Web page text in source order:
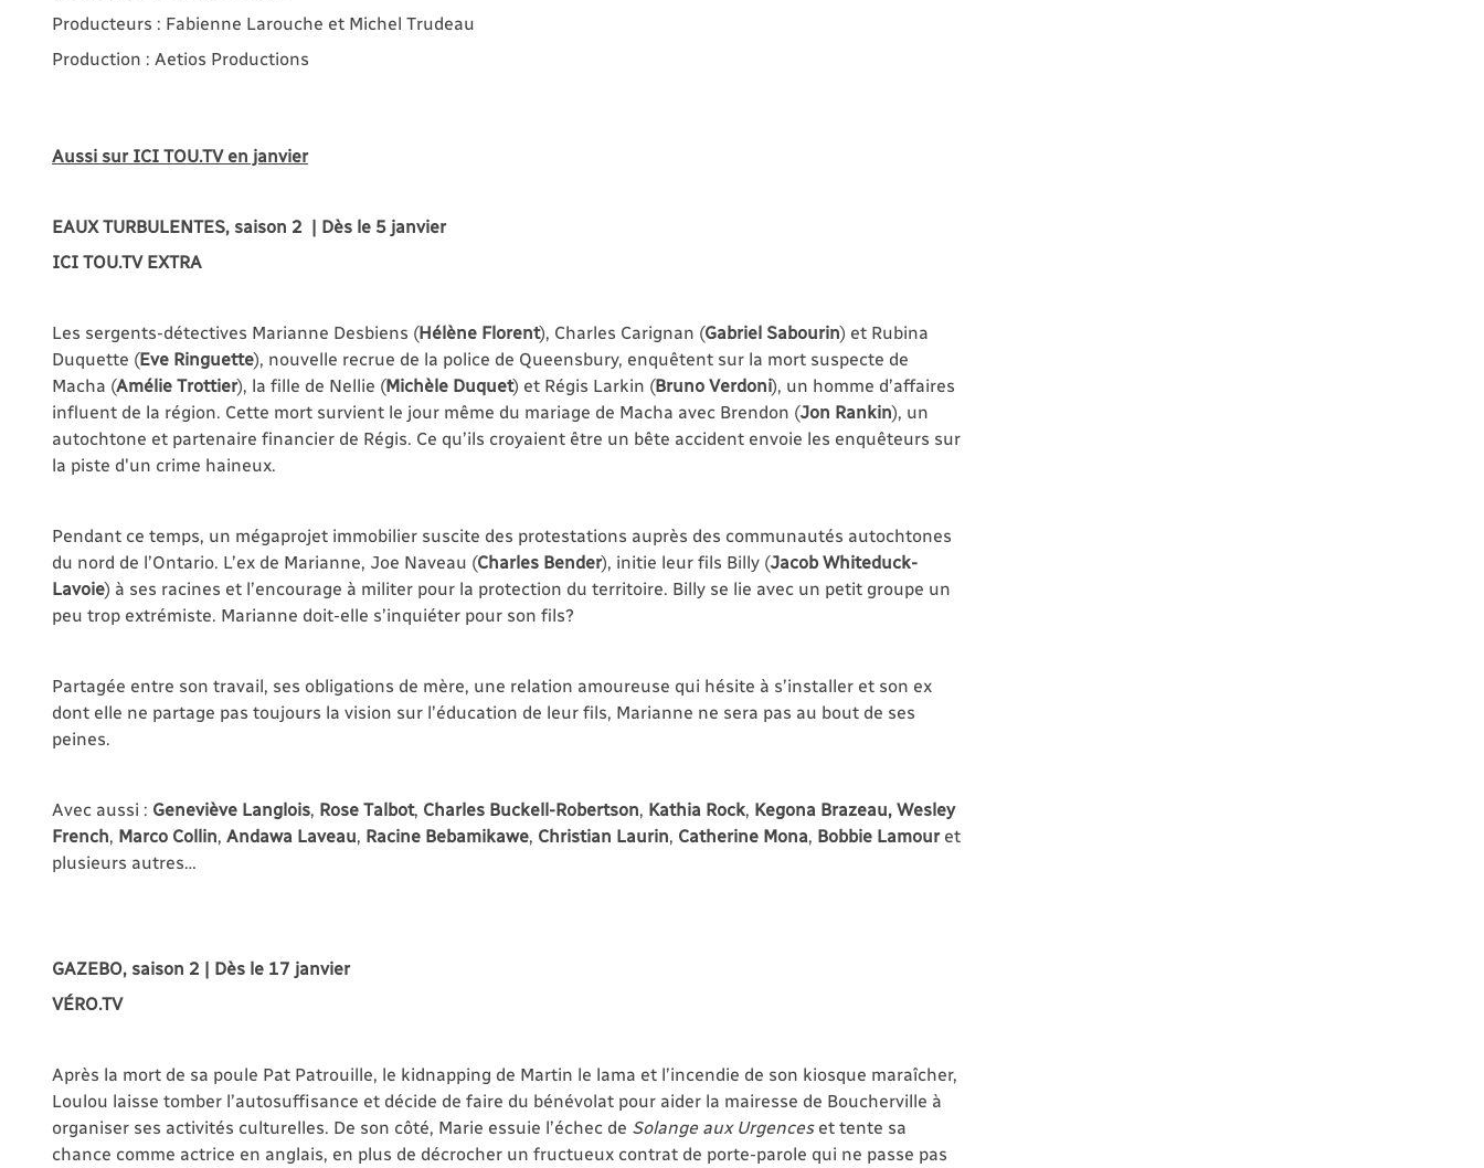
Producteurs : Fabienne Larouche et Michel Trudeau
Production : Aetios Productions
Aussi sur ICI TOU.TV en janvier
EAUX TURBULENTES, saison 2 | Dès le 5 janvier
ICI TOU.TV EXTRA
Les sergents-détectives Marianne Desbiens (Hélène Florent), Charles Carignan (Gabriel Sabourin) et Rubina
Duquette (Eve Ringuette), nouvelle recrue de la police de Queensbury, enquêtent sur la mort suspecte de
Macha (Amélie Trottier), la fille de Nellie (Michèle Duquet) et Régis Larkin (Bruno Verdoni), un homme d’aﬀaires
influent de la région. Cette mort survient le jour même du mariage de Macha avec Brendon (Jon Rankin), un
autochtone et partenaire financier de Régis. Ce qu’ils croyaient être un bête accident envoie les enquêteurs sur
la piste d'un crime haineux.
Pendant ce temps, un mégaprojet immobilier suscite des protestations auprès des communautés autochtones
du nord de l’Ontario. L’ex de Marianne, Joe Naveau (Charles Bender), initie leur fils Billy (Jacob Whiteduck-
Lavoie) à ses racines et l’encourage à militer pour la protection du territoire. Billy se lie avec un petit groupe un
peu trop extrémiste. Marianne doit-elle s’inquiéter pour son fils?
Partagée entre son travail, ses obligations de mère, une relation amoureuse qui hésite à s’installer et son ex
dont elle ne partage pas toujours la vision sur l’éducation de leur fils, Marianne ne sera pas au bout de ses
peines.
Avec aussi : Geneviève Langlois, Rose Talbot, Charles Buckell-Robertson, Kathia Rock, Kegona Brazeau, Wesley
French, Marco Collin, Andawa Laveau, Racine Bebamikawe, Christian Laurin, Catherine Mona, Bobbie Lamouret
plusieurs autres…
GAZEBO, saison 2 | Dès le 17 janvier
VÉRO.TV
Après la mort de sa poule Pat Patrouille, le kidnapping de Martin le lama et l’incendie de son kiosque maraîcher,
Loulou laisse tomber l’autosuffisance et décide de faire du bénévolat pour aider la mairesse de Boucherville à
organiser ses activités culturelles. De son côté, Marie essuie l’échec de Solange aux Urgenceset tente sa
chance comme actrice en anglais, en plus de décrocher un fructueux contrat de porte-parole qui ne passe pas